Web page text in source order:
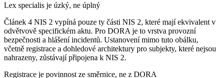
Lex specialis je úzký, ne úplný
Článek 4 NIS 2 vypíná pouze ty části NIS 2, které mají ekvivalent v
odvětvově specifickém aktu. Pro DORA je to vrstva provozní
bezpečnosti a hlášení incidentů. Ustanovení mimo tuto obálku,
včetně registrace a dohledové architektury pro subjekty, které nejsou
nahrazeny, zůstávají připojena k NIS 2.
Registrace je povinnost ze směrnice, ne z DORA